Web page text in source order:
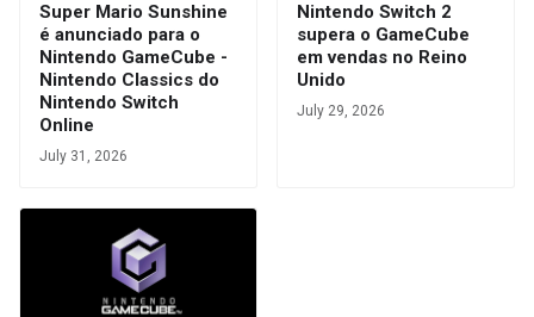
Super Mario Sunshine
é anunciado para o
Nintendo GameCube -
Nintendo Classics do
Nintendo Switch
Online
July 31, 2026
Nintendo Switch 2
supera o GameCube
em vendas no Reino
Unido
July 29, 2026